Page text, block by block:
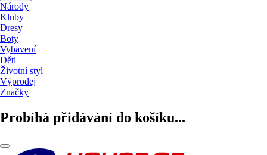
Národy
Kluby
Dresy
Boty
Vybavení
Děti
Životní styl
Výprodej
Značky
Probíhá přidávání do košíku...